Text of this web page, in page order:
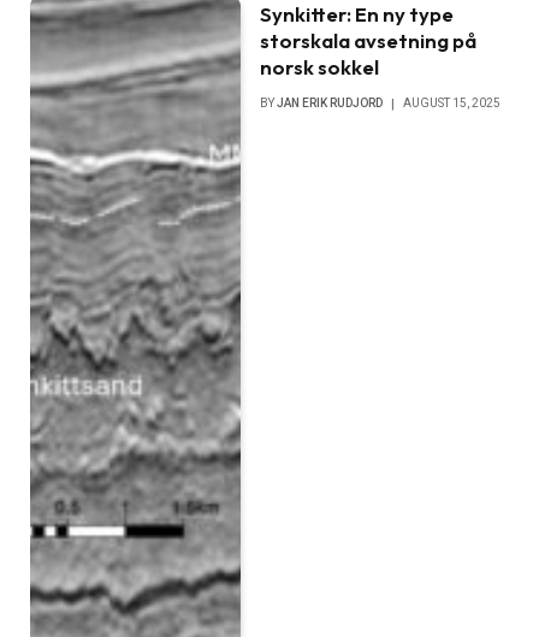
Synkitter: En ny type
storskala avsetning på
norsk sokkel
BYJAN ERIK RUDJORD AUGUST 15, 2025